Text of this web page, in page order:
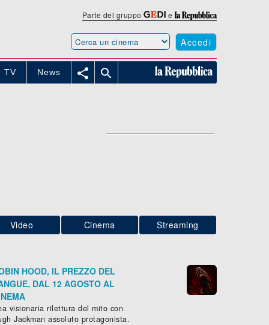
Parte del gruppo e
Accedi
TV News  
Video Cinema Streaming
HOOD, IL PREZZO DEL
DAL 12 AGOSTO AL
visionaria rilettura del mito con
Jackman assoluto protagonista.